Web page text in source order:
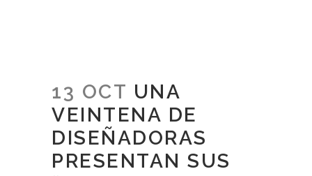
13 OCT UNA
VEINTENA DE
DISEÑADORAS
PRESENTAN SUS